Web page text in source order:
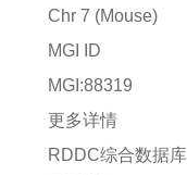
Chr 7 (Mouse)
MGI ID
MGI:88319
更多详情
RDDC综合数据